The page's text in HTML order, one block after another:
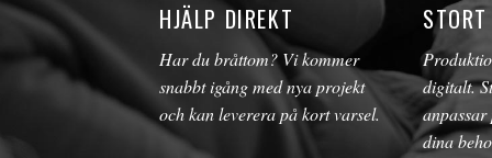
HJÄLP DIREKT
Har du bråttom? Vi kommer
snabbt igång med nya projekt
och kan leverera på kort varsel.
digitalt.
dina